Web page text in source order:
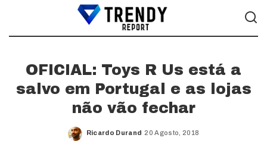
OFICIAL: Toys R Us está a
salvo em Portugal e as lojas
não vão fechar
Posted
Ricardo Durand 20 Agosto, 2018